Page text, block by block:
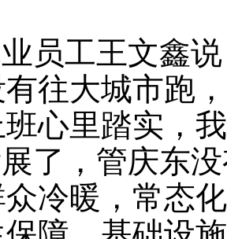
员工王文鑫
往大城市跑
心里踏实，
了，管庆东
冷暖，常态